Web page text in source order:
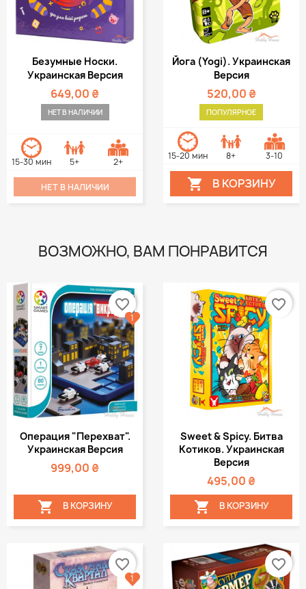
Безумные Носки.
Украинская Версия
649,00 ₴
НЕТ В НАЛИЧИИ
15-30 мин 5+ 2+
НЕТ В НАЛИЧИИ
Йога (Yogi). Украинская
Версия
520,00 ₴
ПОПУЛЯРНОЕ
15-20 мин 8+ 3-10
 В КОРЗИНУ
ВОЗМОЖНО, ВАМ ПОНРАВИТСЯ
Операция "Перехват".
Украинская Версия
999,00 ₴
 В КОРЗИНУ
favorite_border
1
Sweet & Spicy. Битва
Котиков. Украинская
Версия
495,00 ₴
 В КОРЗИНУ
favorite_border
favorite_border
1
favorite_border